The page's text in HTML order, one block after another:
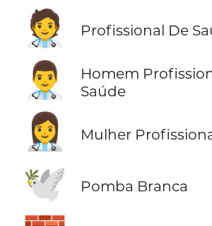
🧑‍⚕️ Profissional De
👨‍⚕️
Homem
Saúde
👩‍⚕️ Mulher
🕊️ Pomba Branca